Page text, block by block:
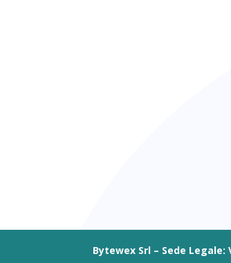
Bytewex Srl – Sede Legale: